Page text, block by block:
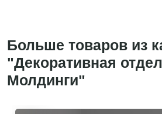
Больше товаров из
"Декоративная
Молдинги"